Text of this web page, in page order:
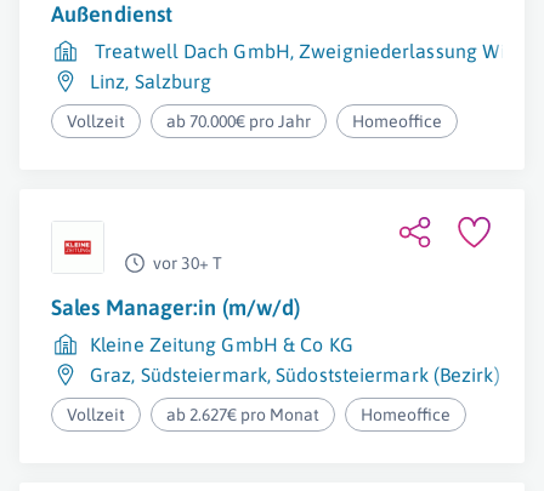
Außendienst
Treatwell Dach GmbH, Zweigniederlassung Wien
Linz, Salzburg
Vollzeit ab 70.000€ pro Jahr Homeoffice
vor 30+ T
Sales Manager:in (m/w/d)
Kleine Zeitung GmbH & Co KG
Graz, Südsteiermark,Südoststeiermark (Bezirk)
Vollzeit ab 2.627€ pro Monat Homeoffice